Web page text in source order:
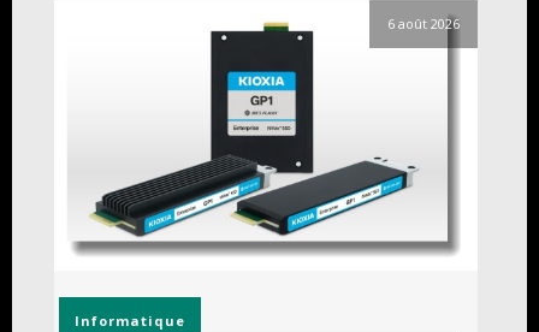
6 août 2026
Informatique